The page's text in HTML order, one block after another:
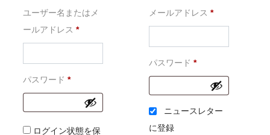
ユーザー名またはメ
ールアドレス *必
須
パスワード *必
須
ログイン状態を保
メールアドレス *必
須
パスワード *必
須
ニュースレター
に登録